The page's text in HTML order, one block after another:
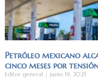
Petróleo mexicano
cinco meses por
Editor general junio 19, 2025